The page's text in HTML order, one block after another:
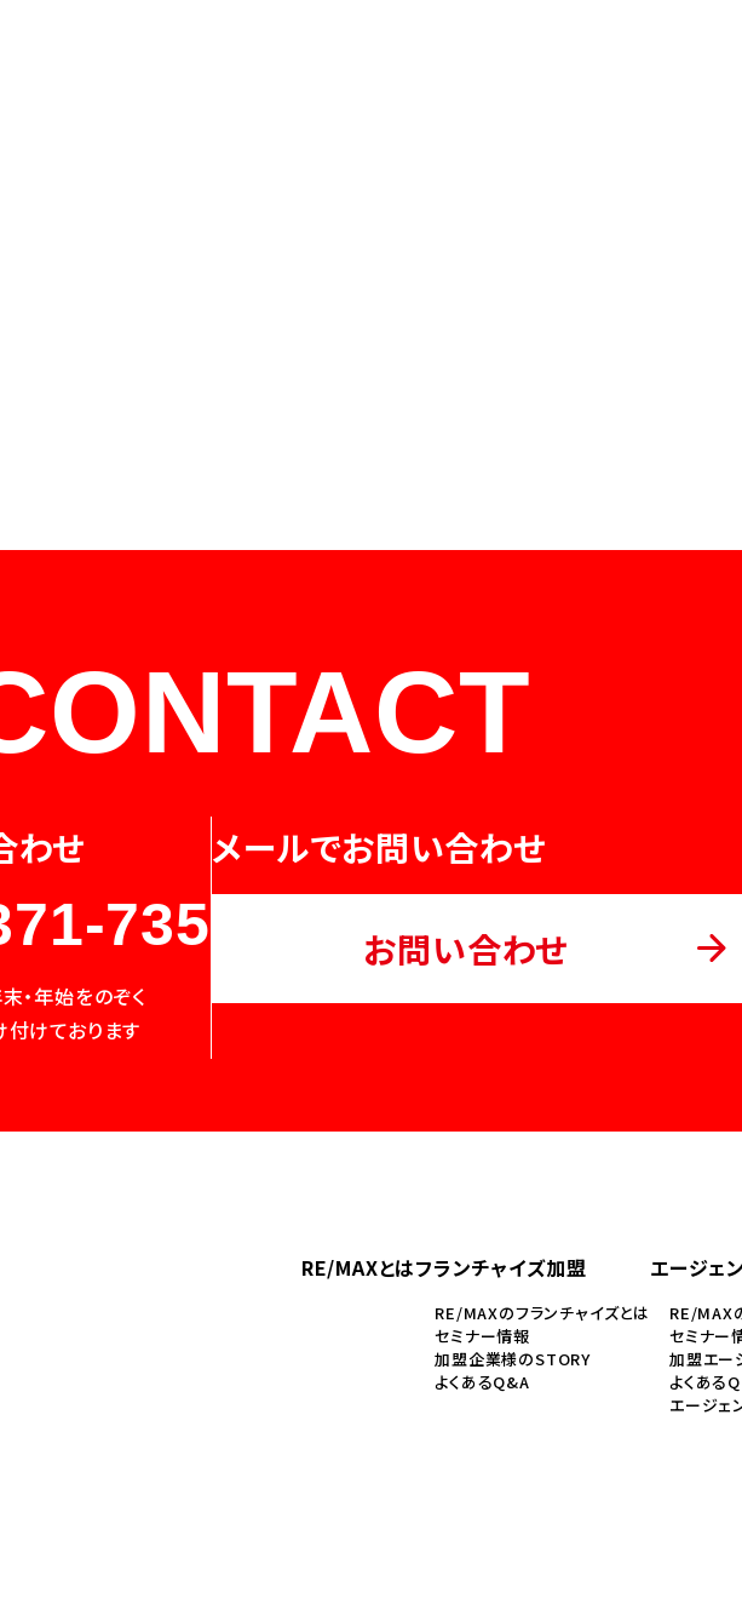
わせ
735
・年始をのぞく
けております
メールでお問い合わせ
お問い合わせ
RE/MAXとはフランチャイズ加盟
RE/MAXのフランチャイズとは
セミナー情報
加盟企業様のSTORY
よくあるQ&A
エージェ
RE/MAX
セミナー
加盟エー
よくある
エージェ